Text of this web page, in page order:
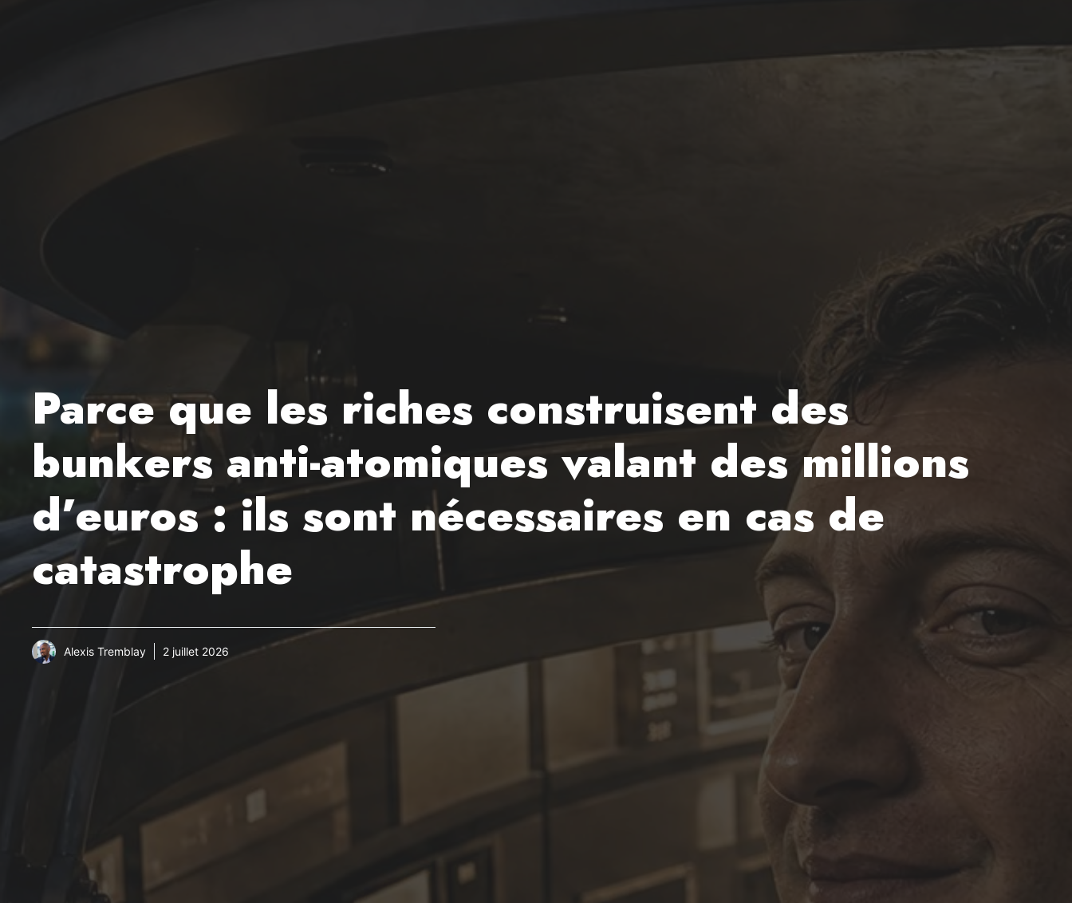
Parce que les riches construisent des
bunkers anti-atomiques valant des millions
d’euros : ils sont nécessaires en cas de
catastrophe
Alexis Tremblay 2 juillet 2026